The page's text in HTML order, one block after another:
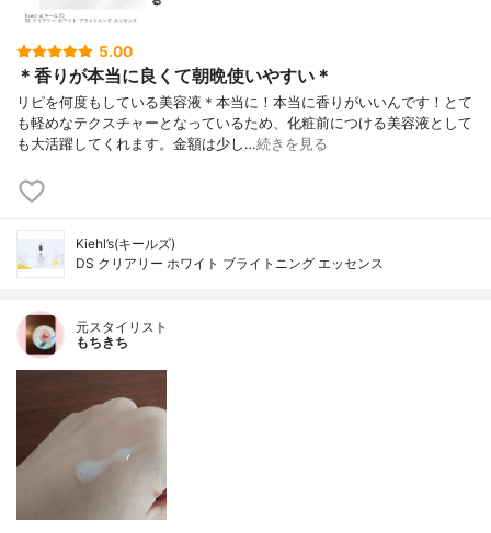
5.00
＊香りが本当に良くて朝晩使いやすい＊
リピを何度もしている美容液＊本当に！本当に香りがいいんです！とて
も軽めなテクスチャーとなっているため、化粧前につける美容液として
も大活躍してくれます。金額は少し…続きを見る
Kiehl’s(キールズ)
DS クリアリー ホワイト ブライトニング エッセンス
元スタイリスト
もちきち